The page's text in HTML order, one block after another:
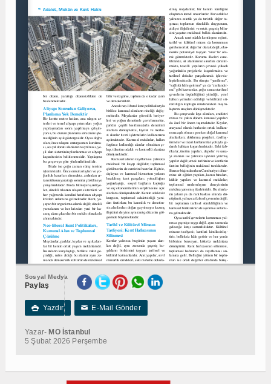
Sosyal Medya
Paylaş
 Yazdır ✉E-Mail Gönder
Yazar- MO İstanbul
5 Şubat 2026 Perşembe